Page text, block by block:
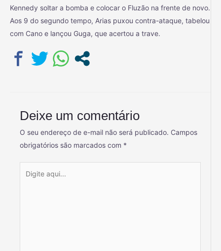
Kennedy soltar a bomba e colocar o Fluzão na frente de novo.
Aos 9 do segundo tempo, Arias puxou contra-ataque, tabelou
com Cano e lançou Guga, que acertou a trave.
Deixe um comentário
O seu endereço de e-mail não será publicado. Campos
obrigatórios são marcados com *